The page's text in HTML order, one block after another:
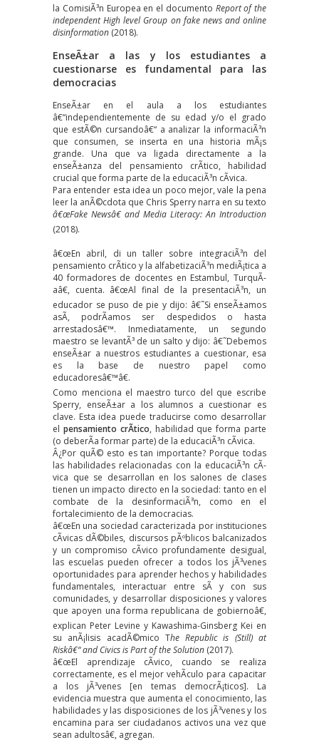
la ComisiÃ³n Europea en el documento Report of the
independent High level Group on fake news and online
disinformation (2018).
EnseÃ±ar a las y los estudiantes a
cuestionarse es fundamental para las
democracias
EnseÃ±ar en el aula a los estudiantes
â€“independientemente de su edad y/o el grado
que estÃ©n cursandoâ€“ a analizar la informaciÃ³n
que consumen, se inserta en una historia mÃ¡s
grande. Una que va ligada directamente a la
enseÃ±anza del pensamiento crÃ­tico, habilidad
crucial que forma parte de la educaciÃ³n cÃ­vica.
Para entender esta idea un poco mejor, vale la pena
leer la anÃ©cdota que Chris Sperry narra en su texto
â€œFake Newsâ€ and Media Literacy: An Introduction
(2018).
â€œEn abril, di un taller sobre integraciÃ³n del
pensamiento crÃ­tico y la alfabetizaciÃ³n mediÃ¡tica a
40 formadores de docentes en Estambul, TurquÃ­
aâ€, cuenta. â€œAl final de la presentaciÃ³n, un
educador se puso de pie y dijo: â€˜Si enseÃ±amos
asÃ­, podrÃ­amos ser despedidos o hasta
arrestadosâ€™. Inmediatamente, un segundo
maestro se levantÃ³ de un salto y dijo: â€˜Debemos
enseÃ±ar a nuestros estudiantes a cuestionar, esa
es la base de nuestro papel como
educadoresâ€™â€.
Como menciona el maestro turco del que escribe
Sperry, enseÃ±ar a los alumnos a cuestionar es
clave. Esta idea puede traducirse como desarrollar
el pensamiento crÃ­tico, habilidad que forma parte
(o deberÃ­a formar parte) de la educaciÃ³n cÃ­vica.
Â¿Por quÃ© esto es tan importante? Porque todas
las habilidades relacionadas con la educaciÃ³n cÃ­
vica que se desarrollan en los salones de clases
tienen un impacto directo en la sociedad: tanto en el
combate de la desinformaciÃ³n, como en el
fortalecimiento de la democracias.
â€œEn una sociedad caracterizada por instituciones
cÃ­vicas dÃ©biles, discursos pÃºblicos balcanizados
y un compromiso cÃ­vico profundamente desigual,
las escuelas pueden ofrecer a todos los jÃ³venes
oportunidades para aprender hechos y habilidades
fundamentales, interactuar entre sÃ­ y con sus
comunidades, y desarrollar disposiciones y valores
que apoyen una forma republicana de gobiernoâ€,
explican Peter Levine y Kawashima-Ginsberg Kei en
su anÃ¡lisis acadÃ©mico The Republic is (Still) at
Riskâ€“ and Civics is Part of the Solution (2017).
â€œEl aprendizaje cÃ­vico, cuando se realiza
correctamente, es el mejor vehÃ­culo para capacitar
a los jÃ³venes [en temas democrÃ¡ticos]. La
evidencia muestra que aumenta el conocimiento, las
habilidades y las disposiciones de los jÃ³venes y los
encamina para ser ciudadanos activos una vez que
sean adultosâ€, agregan.